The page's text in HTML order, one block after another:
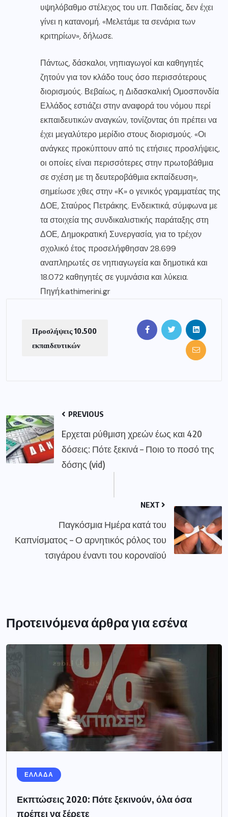
υψηλόβαθμο στέλεχος του υπ. Παιδείας, δεν έχει
γίνει η κατανομή. «Μελετάμε τα σενάρια των
κριτηρίων», δήλωσε.
Πάντως, δάσκαλοι, νηπιαγωγοί και καθηγητές
ζητούν για τον κλάδο τους όσο περισσότερους
διορισμούς. Βεβαίως, η Διδασκαλική Ομοσπονδία
Ελλάδος εστιάζει στην αναφορά του νόμου περί
εκπαιδευτικών αναγκών, τονίζοντας ότι πρέπει να
έχει μεγαλύτερο μερίδιο στους διορισμούς. «Οι
ανάγκες προκύπτουν από τις ετήσιες προσλήψεις,
οι οποίες είναι περισσότερες στην πρωτοβάθμια
σε σχέση με τη δευτεροβάθμια εκπαίδευση»,
σημείωσε χθες στην «Κ» ο γενικός γραμματέας της
ΔΟΕ, Σταύρος Πετράκης. Ενδεικτικά, σύμφωνα με
τα στοιχεία της συνδικαλιστικής παράταξης στη
ΔΟΕ, Δημοκρατική Συνεργασία, για το τρέχον
σχολικό έτος προσελήφθησαν 28.699
αναπληρωτές σε νηπιαγωγεία και δημοτικά και
18.072 καθηγητές σε γυμνάσια και λύκεια.
Πηγή:kathimerini.gr
Προσλήψεις 10.500
εκπαιδευτικών
PREVIOUS
Eρχεται ρύθμιση χρεών έως και 420
δόσεις: Πότε ξεκινά – Ποιο το ποσό της
δόσης (vid)
NEXT
Παγκόσμια Ημέρα κατά του
Καπνίσματος – Ο αρνητικός ρόλος του
τσιγάρου έναντι του κοροναϊού
Προτεινόμενα άρθρα για εσένα
ΕΛΛΑΔΑ
Εκπτώσεις 2020: Πότε ξεκινούν, όλα όσα
πρέπει να ξέρετε